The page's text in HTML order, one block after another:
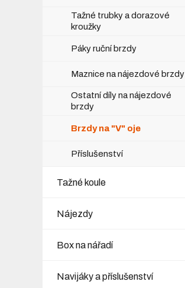
Tažné trubky a dorazové
kroužky
Páky ruční brzdy
Maznice na nájezdové brzdy
Ostatní díly na nájezdové
brzdy
Brzdy na "V" oje
Příslušenství
Tažné koule
Nájezdy
Box na nářadí
Navijáky a příslušenství